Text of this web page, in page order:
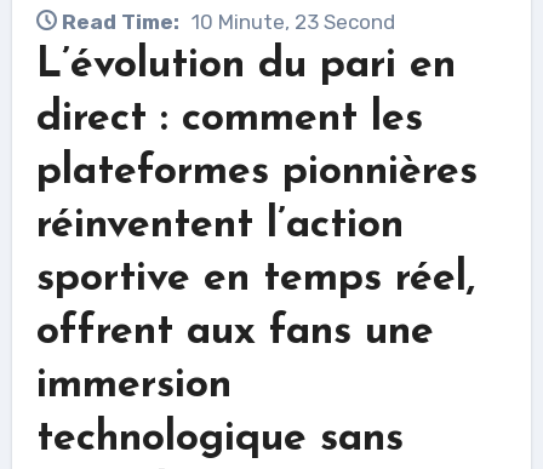
Read Time: 10 Minute, 23 Second
L’évolution du pari en
direct : comment les
plateformes pionnières
réinventent l’action
sportive en temps réel,
offrent aux fans une
immersion
technologique sans